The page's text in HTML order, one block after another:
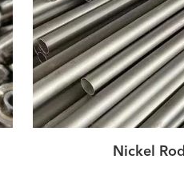
Nickel Rod